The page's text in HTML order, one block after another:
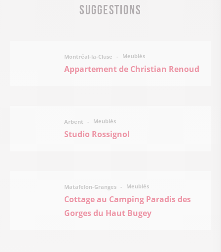
Suggestions
Montréal-la-Cluse Meublés
Appartement de Christian Renoud
Arbent Meublés
Studio Rossignol
Matafelon-Granges Meublés
Cottage au Camping Paradis des
Gorges du Haut Bugey